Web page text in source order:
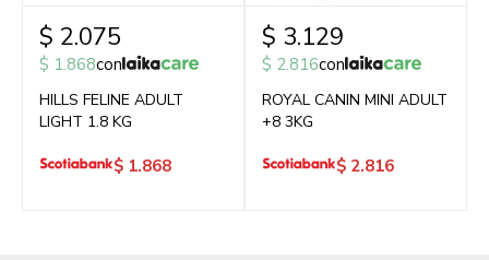
$ 2.075
$ 1.868con
HILLS FELINE ADULT
LIGHT 1.8 KG
$ 1.868
$ 3.129
$ 2.816con
ROYAL CANIN MINI ADULT
+8 3KG
$ 2.816